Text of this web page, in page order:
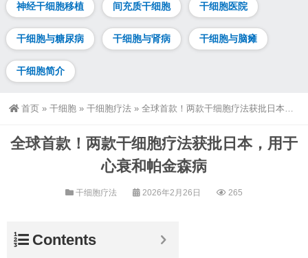
神经干细胞移植 间充质干细胞 干细胞医院
干细胞与糖尿病 干细胞与肾病 干细胞与脑瘫
干细胞简介
首页 » 干细胞 » 干细胞疗法 » 全球首款！两款干细胞疗法获批日本，用于心衰和帕金森病
全球首款！两款干细胞疗法获批日本，用于
心衰和帕金森病
干细胞疗法 2026年2月26日 265
Contents